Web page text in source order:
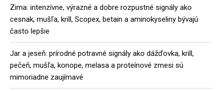
Zima: intenzívne, výrazné a dobre rozpustné signály ako
cesnak, mušľa, krill, Scopex, betain a aminokyseliny bývajú
často lepšie
Jar a jeseň: prírodné potravné signály ako dážďovka, krill,
pečeň, mušľa, konope, melasa a proteínové zmesi sú
mimoriadne zaujímavé